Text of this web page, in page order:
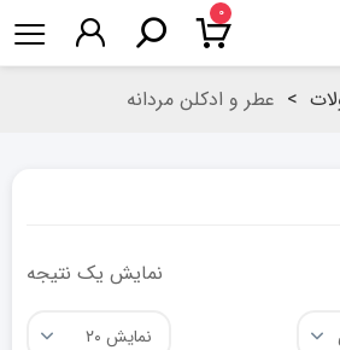
۰
> عطر و ادکلن مردانه
نمایش یک نتیجه